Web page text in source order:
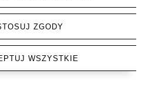
wersję strony
Shoper.pl
ZGODY
WSZYSTKIE